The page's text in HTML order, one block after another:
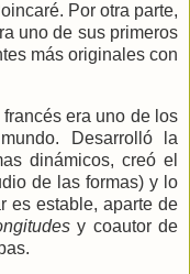
Por otra parte,
uno de sus primeros
más originales con
era uno de los
Desarrolló la
dinámicos, creó el
de las formas) y lo
es estable, aparte de
y coautor de